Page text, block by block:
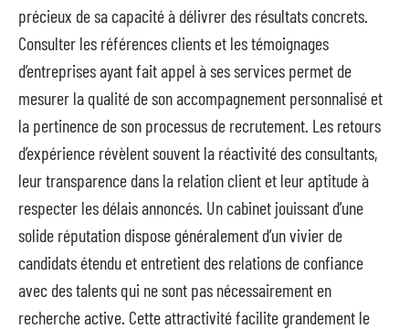
précieux de sa capacité à délivrer des résultats concrets.
Consulter les références clients et les témoignages
d’entreprises ayant fait appel à ses services permet de
mesurer la qualité de son accompagnement personnalisé et
la pertinence de son processus de recrutement. Les retours
d’expérience révèlent souvent la réactivité des consultants,
leur transparence dans la relation client et leur aptitude à
respecter les délais annoncés. Un cabinet jouissant d’une
solide réputation dispose généralement d’un vivier de
candidats étendu et entretient des relations de confiance
avec des talents qui ne sont pas nécessairement en
recherche active. Cette attractivité facilite grandement le